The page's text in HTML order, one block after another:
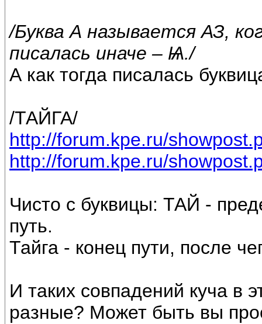
/Буква А называется АЗ,
писалась иначе – Ѩ./
А как тогда писалась
/ТАЙГА/
http://forum.kpe.ru/
http://forum.kpe.ru/
Чисто с буквицы: ТАЙ -
путь.
Тайга - конец пути, после
И таких совпадений куча в
разные? Может быть вы